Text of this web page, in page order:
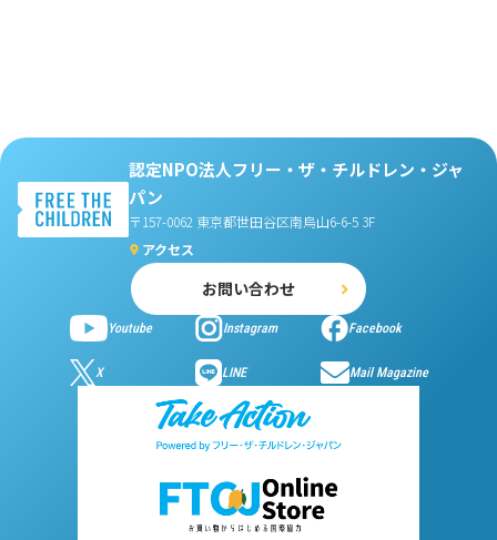
認定NPO法人フリー・ザ・チルドレン・ジャ
パン
〒157-0062 東京都世田谷区南烏山6-6-5 3F
アクセス
お問い合わせ
Youtube Instagram Facebook
X LINE Mail Magazine